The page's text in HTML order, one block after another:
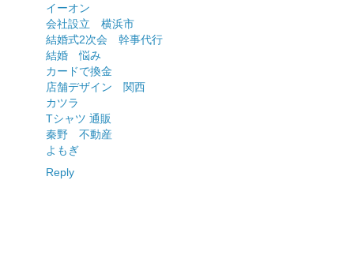
イーオン
会社設立 横浜市
結婚式2次会 幹事代行
結婚 悩み
カードで換金
店舗デザイン 関西
カツラ
Tシャツ 通販
秦野 不動産
よもぎ
Reply